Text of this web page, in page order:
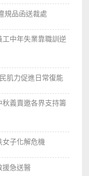
規品函送裁處
中年失業靠職訓逆
肌力促進日常復能
義賣邀各界支持籌
子化解危機
急送醫